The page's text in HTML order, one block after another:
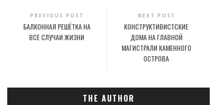
PREVIOUS POST
БАЛКОННАЯ РЕШЁТКА НА
ВСЕ СЛУЧАИ ЖИЗНИ
NEXT POST
КОНСТРУКТИВИСТСКИЕ
ДОМА НА ГЛАВНОЙ
МАГИСТРАЛИ КАМЕННОГО
ОСТРОВА
THE AUTHOR